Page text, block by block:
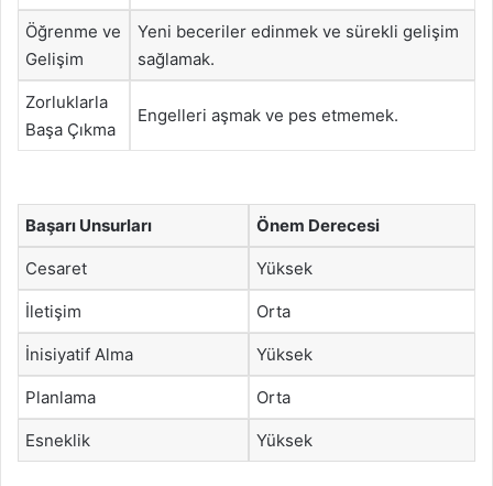
Öğrenme ve
Gelişim
Yeni beceriler edinmek ve sürekli gelişim
sağlamak.
Zorluklarla
Başa Çıkma
Engelleri aşmak ve pes etmemek.
Başarı Unsurları Önem Derecesi
Cesaret Yüksek
İletişim Orta
İnisiyatif Alma Yüksek
Planlama Orta
Esneklik Yüksek